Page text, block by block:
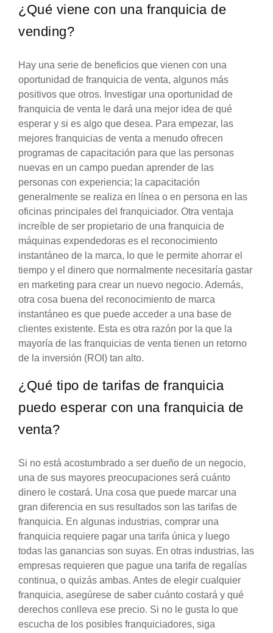
¿Qué viene con una franquicia de
vending?
Hay una serie de beneficios que vienen con una
oportunidad de franquicia de venta, algunos más
positivos que otros. Investigar una oportunidad de
franquicia de venta le dará una mejor idea de qué
esperar y si es algo que desea. Para empezar, las
mejores franquicias de venta a menudo ofrecen
programas de capacitación para que las personas
nuevas en un campo puedan aprender de las
personas con experiencia; la capacitación
generalmente se realiza en línea o en persona en las
oficinas principales del franquiciador. Otra ventaja
increíble de ser propietario de una franquicia de
máquinas expendedoras es el reconocimiento
instantáneo de la marca, lo que le permite ahorrar el
tiempo y el dinero que normalmente necesitaría gastar
en marketing para crear un nuevo negocio. Además,
otra cosa buena del reconocimiento de marca
instantáneo es que puede acceder a una base de
clientes existente. Esta es otra razón por la que la
mayoría de las franquicias de venta tienen un retorno
de la inversión (ROI) tan alto.
¿Qué tipo de tarifas de franquicia
puedo esperar con una franquicia de
venta?
Si no está acostumbrado a ser dueño de un negocio,
una de sus mayores preocupaciones será cuánto
dinero le costará. Una cosa que puede marcar una
gran diferencia en sus resultados son las tarifas de
franquicia. En algunas industrias, comprar una
franquicia requiere pagar una tarifa única y luego
todas las ganancias son suyas. En otras industrias, las
empresas requieren que pague una tarifa de regalías
continua, o quizás ambas. Antes de elegir cualquier
franquicia, asegúrese de saber cuánto costará y qué
derechos conlleva ese precio. Si no le gusta lo que
escucha de los posibles franquiciadores, siga